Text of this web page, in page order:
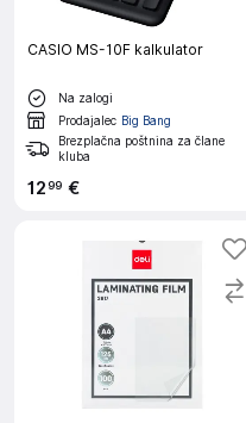
CASIO MS-10F kalkulator
Na zalogi
Prodajalec Big Bang
Brezplačna poštnina za člane
kluba
1299 €